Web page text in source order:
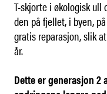
T-skjorte i økologisk ull
den på fjellet, i byen,
gratis reparasjon, slik
år.
Dette er generasjon 2